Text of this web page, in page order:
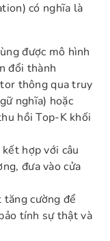
có nghĩa là
được mô hình
đổi thành
thông qua truy
nghĩa) hoặc
hồi Top-K khối
hợp với câu
đưa vào cửa
cường để
tính sự thật và